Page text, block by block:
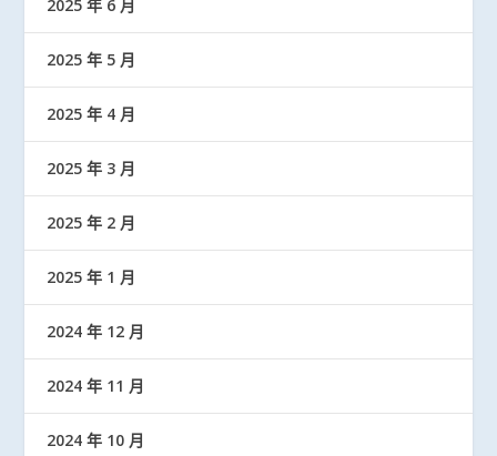
2025 年 6 月
2025 年 5 月
2025 年 4 月
2025 年 3 月
2025 年 2 月
2025 年 1 月
2024 年 12 月
2024 年 11 月
2024 年 10 月